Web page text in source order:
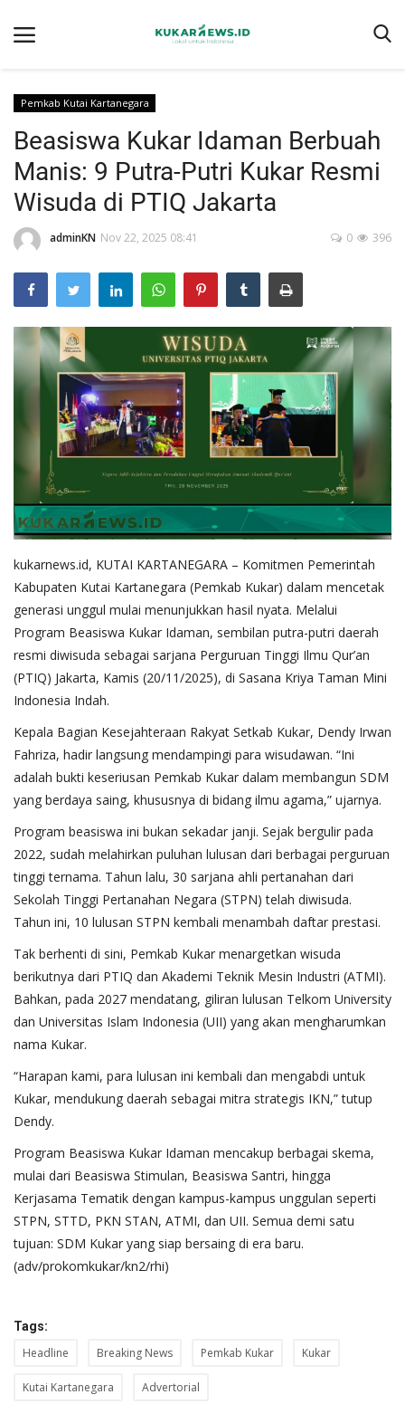
Home
Pedoman Pemberitaan Ramah Anak
Pemberitaan Media Siber
Ragam
Advertorial
Gallery
Pemkab Kutai Kartanegara
Beasiswa Kukar Idaman Berbuah
Manis: 9 Putra-Putri Kukar Resmi
Wisuda di PTIQ Jakarta
adminKN Nov 22, 2025 08:41 396
0
kukarnews.id, KUTAI KARTANEGARA – Komitmen Pemerintah
Kabupaten Kutai Kartanegara (Pemkab Kukar) dalam mencetak
generasi unggul mulai menunjukkan hasil nyata. Melalui
Program Beasiswa Kukar Idaman, sembilan putra-putri daerah
resmi diwisuda sebagai sarjana Perguruan Tinggi Ilmu Qur’an
(PTIQ) Jakarta, Kamis (20/11/2025), di Sasana Kriya Taman Mini
Indonesia Indah.
Kepala Bagian Kesejahteraan Rakyat Setkab Kukar, Dendy Irwan
Fahriza, hadir langsung mendampingi para wisudawan. “Ini
adalah bukti keseriusan Pemkab Kukar dalam membangun SDM
yang berdaya saing, khususnya di bidang ilmu agama,” ujarnya.
Program beasiswa ini bukan sekadar janji. Sejak bergulir pada
2022, sudah melahirkan puluhan lulusan dari berbagai perguruan
tinggi ternama. Tahun lalu, 30 sarjana ahli pertanahan dari
Sekolah Tinggi Pertanahan Negara (STPN) telah diwisuda.
Tahun ini, 10 lulusan STPN kembali menambah daftar prestasi.
Tak berhenti di sini, Pemkab Kukar menargetkan wisuda
berikutnya dari PTIQ dan Akademi Teknik Mesin Industri (ATMI).
Bahkan, pada 2027 mendatang, giliran lulusan Telkom University
dan Universitas Islam Indonesia (UII) yang akan mengharumkan
nama Kukar.
“Harapan kami, para lulusan ini kembali dan mengabdi untuk
Kukar, mendukung daerah sebagai mitra strategis IKN,” tutup
Dendy.
Program Beasiswa Kukar Idaman mencakup berbagai skema,
mulai dari Beasiswa Stimulan, Beasiswa Santri, hingga
Kerjasama Tematik dengan kampus-kampus unggulan seperti
STPN, STTD, PKN STAN, ATMI, dan UII. Semua demi satu
tujuan: SDM Kukar yang siap bersaing di era baru.
(adv/prokomkukar/kn2/rhi)
Tags:
Headline Breaking News Pemkab Kukar Kukar
Kutai Kartanegara Advertorial